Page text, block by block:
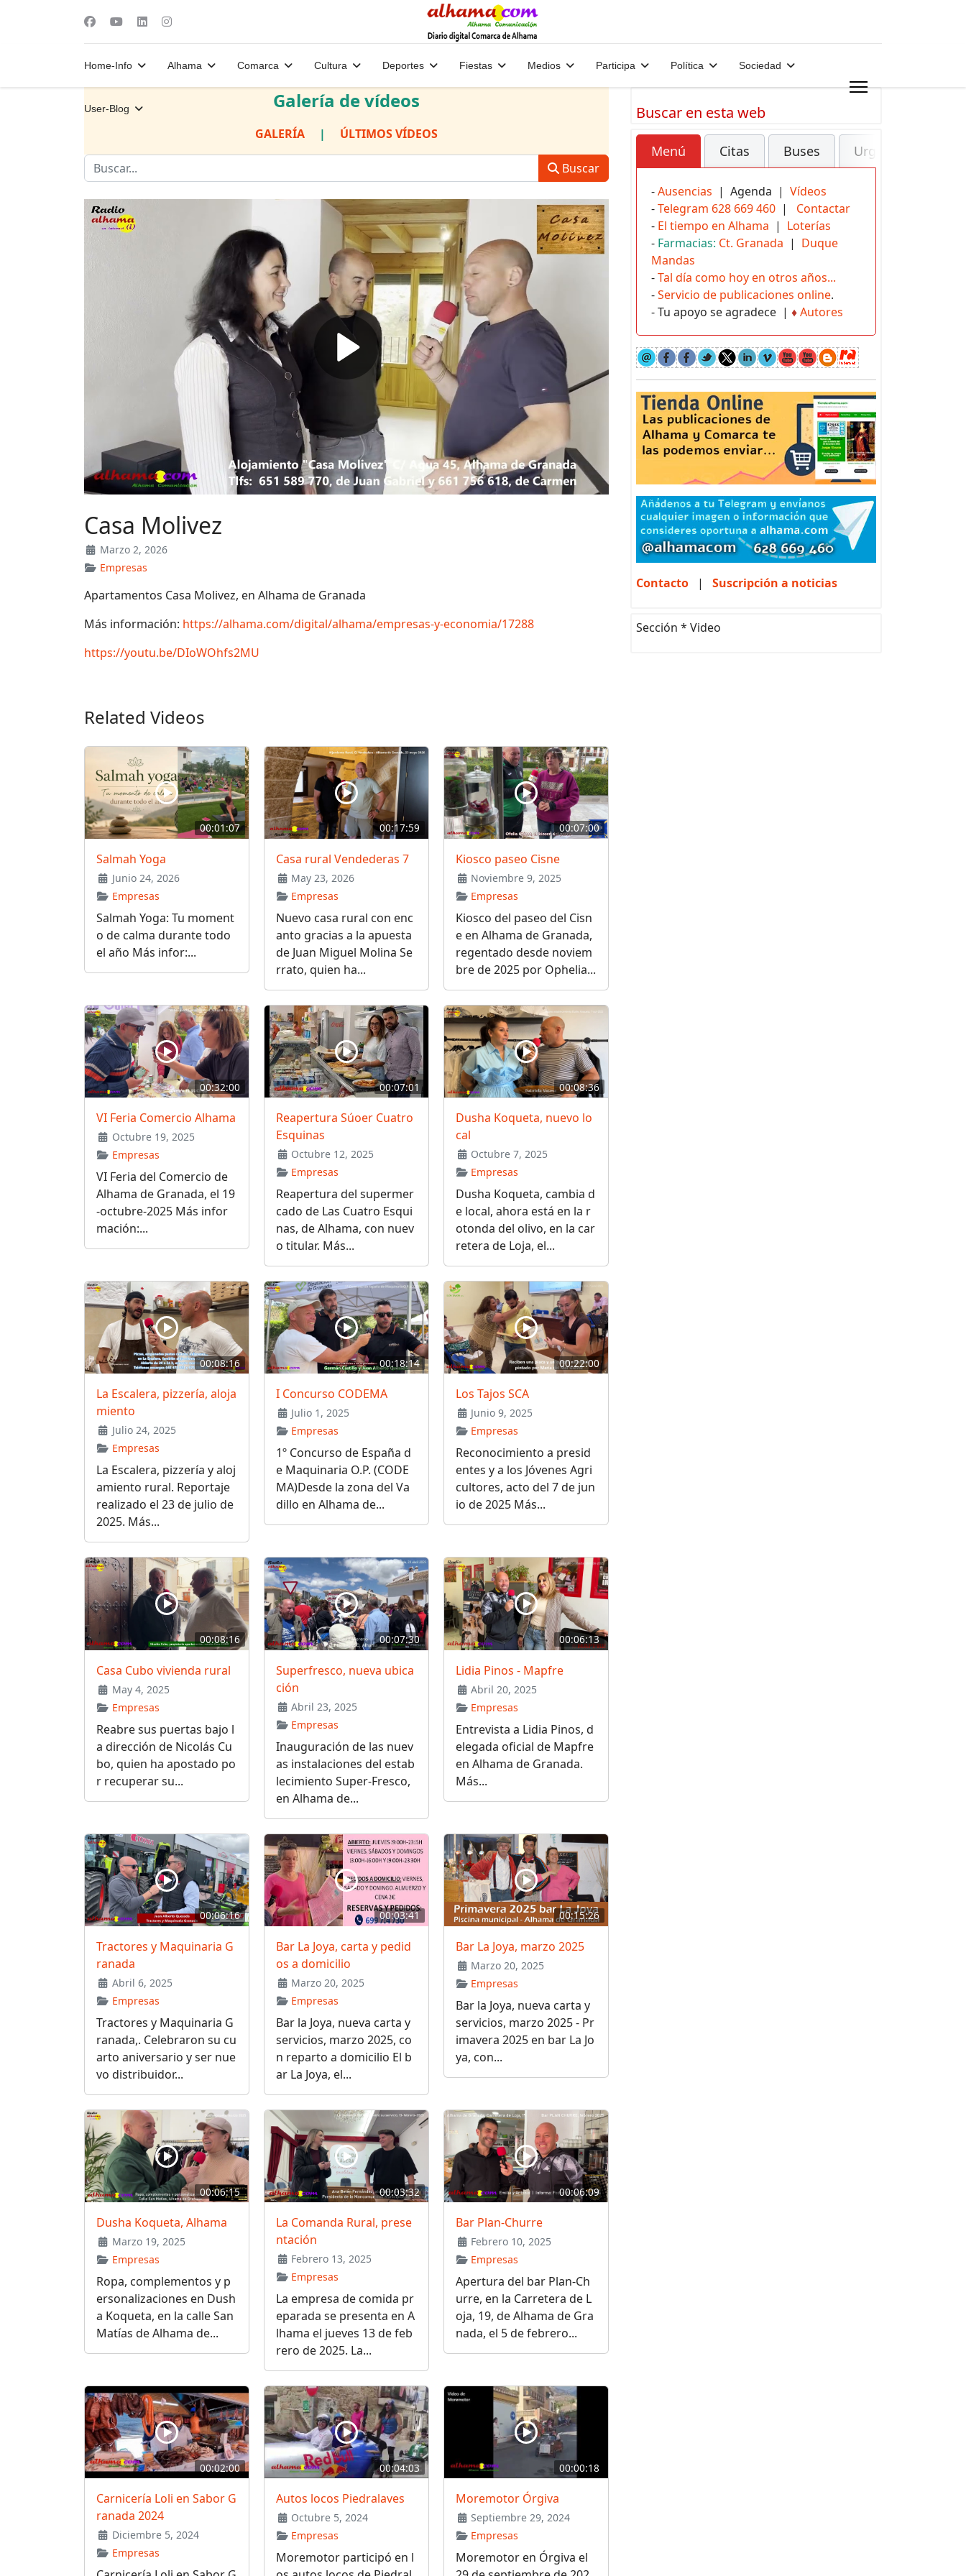
Home-Info Alhama Comarca Cultura Deportes Fiestas Medios Participa Política Sociedad
User-Blog Galería de vídeos
GALERÍA | ÚLTIMOS VÍDEOS
Buscar
Casa Molivez
Marzo 2, 2026
Empresas
Apartamentos Casa Molivez, en Alhama de Granada
Más información: https://alhama.com/digital/alhama/empresas-y-economia/17288
https://youtu.be/DIoWOhfs2MU
Related Videos
00:01:07
Salmah Yoga
Junio 24, 2026
Empresas
Salmah Yoga: Tu moment
o de calma durante todo
el año Más infor:...
00:17:59
Casa rural Vendederas 7
May 23, 2026
Empresas
Nuevo casa rural con enc
anto gracias a la apuesta
de Juan Miguel Molina Se
rrato, quien ha...
00:07:00
Kiosco paseo Cisne
Noviembre 9, 2025
Empresas
Kiosco del paseo del Cisn
e en Alhama de Granada,
regentado desde noviem
bre de 2025 por Ophelia...
00:32:00
VI Feria Comercio Alhama
Octubre 19, 2025
Empresas
VI Feria del Comercio de
Alhama de Granada, el 19
-octubre-2025 Más infor
mación:...
00:07:01
Reapertura Súoer Cuatro
Esquinas
Octubre 12, 2025
Empresas
Reapertura del supermer
cado de Las Cuatro Esqui
nas, de Alhama, con nuev
o titular. Más...
00:08:36
Dusha Koqueta, nuevo lo
cal
Octubre 7, 2025
Empresas
Dusha Koqueta, cambia d
e local, ahora está en la r
otonda del olivo, en la car
retera de Loja, el...
00:08:16
La Escalera, pizzería, aloja
miento
Julio 24, 2025
Empresas
La Escalera, pizzería y aloj
amiento rural. Reportaje
realizado el 23 de julio de
2025. Más...
00:18:14
I Concurso CODEMA
Julio 1, 2025
Empresas
1º Concurso de España d
e Maquinaria O.P. (CODE
MA)Desde la zona del Va
dillo en Alhama de...
00:22:00
Los Tajos SCA
Junio 9, 2025
Empresas
Reconocimiento a presid
entes y a los Jóvenes Agri
cultores, acto del 7 de jun
io de 2025 Más...
00:08:16
Casa Cubo vivienda rural
May 4, 2025
Empresas
Reabre sus puertas bajo l
a dirección de Nicolás Cu
bo, quien ha apostado po
r recuperar su...
00:07:30
Superfresco, nueva ubica
ción
Abril 23, 2025
Empresas
Inauguración de las nuev
as instalaciones del estab
lecimiento Super-Fresco,
en Alhama de...
00:06:13
Lidia Pinos - Mapfre
Abril 20, 2025
Empresas
Entrevista a Lidia Pinos, d
elegada oficial de Mapfre
en Alhama de Granada.
Más...
00:06:16
Tractores y Maquinaria G
ranada
Abril 6, 2025
Empresas
Tractores y Maquinaria G
ranada,. Celebraron su cu
arto aniversario y ser nue
vo distribuidor...
00:03:41
Bar La Joya, carta y pedid
os a domicilio
Marzo 20, 2025
Empresas
Bar la Joya, nueva carta y
servicios, marzo 2025, co
n reparto a domicilio El b
ar La Joya, el...
00:15:26
Bar La Joya, marzo 2025
Marzo 20, 2025
Empresas
Bar la Joya, nueva carta y
servicios, marzo 2025 - Pr
imavera 2025 en bar La Jo
ya, con...
00:06:15
Dusha Koqueta, Alhama
Marzo 19, 2025
Empresas
Ropa, complementos y p
ersonalizaciones en Dush
a Koqueta, en la calle San
Matías de Alhama de...
00:03:32
La Comanda Rural, prese
ntación
Febrero 13, 2025
Empresas
La empresa de comida pr
eparada se presenta en A
lhama el jueves 13 de feb
rero de 2025. La...
00:06:09
Bar Plan-Churre
Febrero 10, 2025
Empresas
Apertura del bar Plan-Ch
urre, en la Carretera de L
oja, 19, de Alhama de Gra
nada, el 5 de febrero...
00:02:00
Carnicería Loli en Sabor G
ranada 2024
Diciembre 5, 2024
Empresas
00:04:03
Autos locos Piedralaves
Octubre 5, 2024
Empresas
Moremotor participó en l
00:00:18
Moremotor Órgiva
Septiembre 29, 2024
Empresas
Moremotor en Órgiva el
Buscar en esta web
Menú Citas Buses Urgencias
-Ausencias | Agenda | Vídeos
-Telegram 628 669 460 | Contactar
- El tiempo en Alhama | Loterías
- Farmacias: Ct. Granada | Duque
Mandas
-Tal día como hoy en otros años...
-Servicio de publicaciones online.
- Tu apoyo se agradece | ♦Autores
Contacto | Suscripción a noticias
Sección * Video